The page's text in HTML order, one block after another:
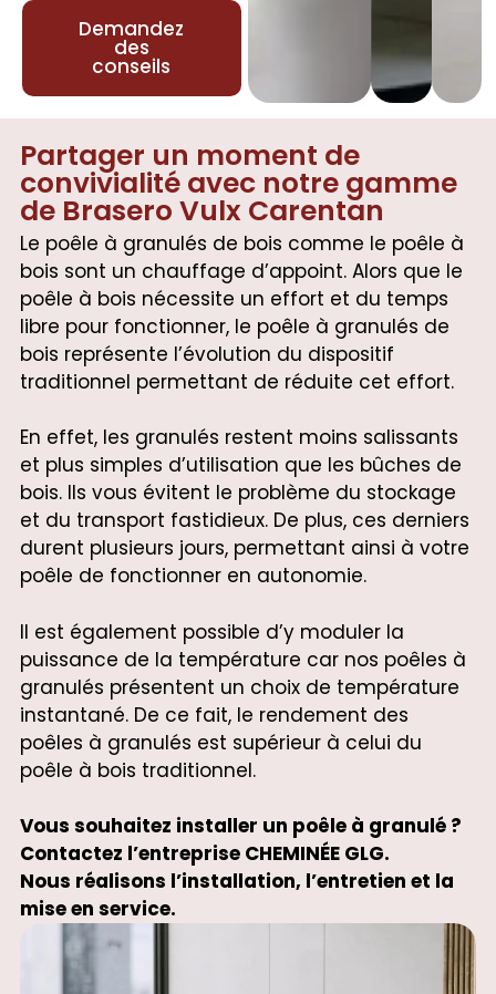
Demandez
des
conseils
Partager un moment de
convivialité avec notre gamme
de Brasero Vulx Carentan
Le poêle à granulés de bois comme le poêle à
bois sont un chauffage d’appoint. Alors que le
poêle à bois nécessite un effort et du temps
libre pour fonctionner, le poêle à granulés de
bois représente l’évolution du dispositif
traditionnel permettant de réduite cet effort.
En effet, les granulés restent moins salissants
et plus simples d’utilisation que les bûches de
bois. Ils vous évitent le problème du stockage
et du transport fastidieux. De plus, ces derniers
durent plusieurs jours, permettant ainsi à votre
poêle de fonctionner en autonomie.
Il est également possible d’y moduler la
puissance de la température car nos poêles à
granulés présentent un choix de température
instantané. De ce fait, le rendement des
poêles à granulés est supérieur à celui du
poêle à bois traditionnel.
Vous souhaitez installer un poêle à granulé ?
Contactez l’entreprise CHEMINÉE GLG.
Nous réalisons l’installation, l’entretien et la
mise en service.